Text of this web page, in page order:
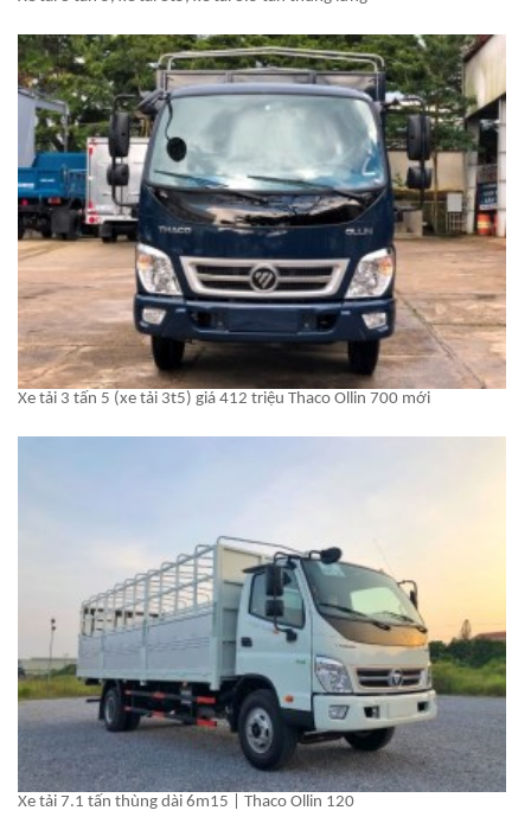
Xe tải 3 tấn 5 (xe tải 3t5) giá 412 triệu Thaco Ollin 700 mới
Xe tải 7.1 tấn thùng dài 6m15 | Thaco Ollin 120